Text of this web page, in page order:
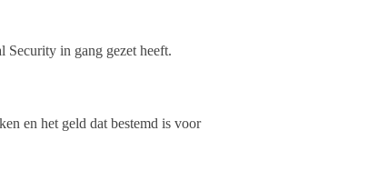
Security in gang gezet heeft.
en het geld dat bestemd is voor